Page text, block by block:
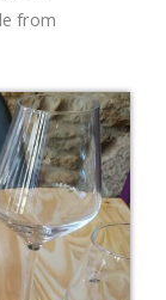
from